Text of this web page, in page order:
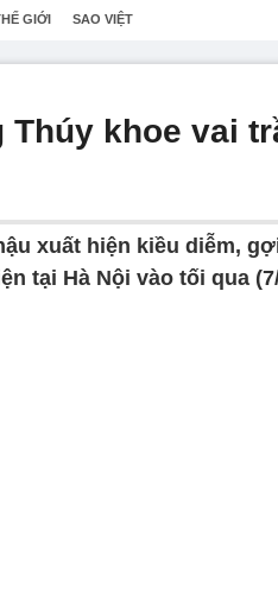
GIỚI SAO VIỆT
Thúy khoe vai
xuất hiện kiều diễm,
tại Hà Nội vào tối qua